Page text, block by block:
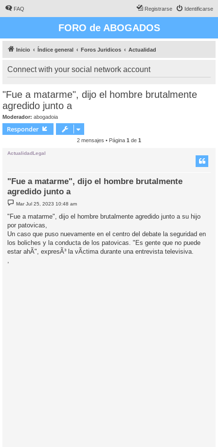
FAQ Identificarse
Registrarse
FORO de ABOGADOS
Inicio Índice general Foros Juridicos Actualidad
Connect with your social network account
"Fue a matarme", dijo el hombre brutalmente
agredido junto a
Moderador: abogadoia
Responder
2 mensajes • Página 1 de 1
ActualidadLegal
"Fue a matarme", dijo el hombre brutalmente
agredido junto a
M
e
s
a
e
Mar Jul 25, 2023 10:48 am
"Fue a matarme", dijo el hombre brutalmente agredido junto a su hijo
por patovicas,
Un caso que puso nuevamente en el centro del debate la seguridad en
los boliches y la conducta de los patovicas. "Es gente que no puede
estar ahÃ­", expresÃ³ la vÃ­ctima durante una entrevista televisiva.